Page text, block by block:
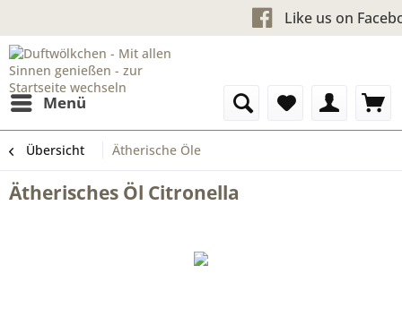
Kostenloser Versand ab 60
Like us
Menü
Übersicht Ätherische Öle
Ätherisches Öl Citronella